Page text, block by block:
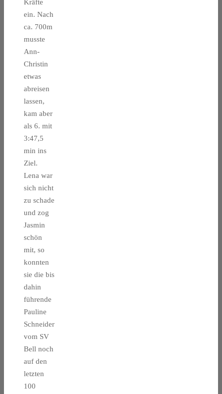
Kräfte
ein. Nach
ca. 700m
musste
Ann-
Christin
etwas
abreisen
lassen,
kam aber
als 6. mit
3:47,5
min ins
Ziel.
Lena war
sich nicht
zu schade
und zog
Jasmin
schön
mit, so
konnten
sie die bis
dahin
führende
Pauline
Schneider
vom SV
Bell noch
auf den
letzten
100